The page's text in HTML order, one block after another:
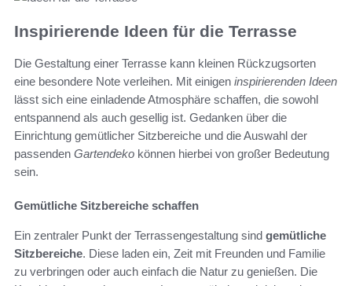
Inspirierende Ideen für die Terrasse
Die Gestaltung einer Terrasse kann kleinen Rückzugsorten
eine besondere Note verleihen. Mit einigen inspirierenden Ideen
lässt sich eine einladende Atmosphäre schaffen, die sowohl
entspannend als auch gesellig ist. Gedanken über die
Einrichtung gemütlicher Sitzbereiche und die Auswahl der
passenden Gartendeko können hierbei von großer Bedeutung
sein.
Gemütliche Sitzbereiche schaffen
Ein zentraler Punkt der Terrassengestaltung sind gemütliche
Sitzbereiche. Diese laden ein, Zeit mit Freunden und Familie
zu verbringen oder auch einfach die Natur zu genießen. Die